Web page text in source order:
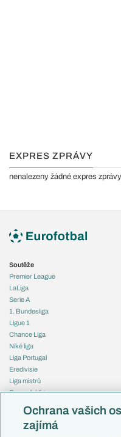
EXPRES ZPRÁVY
nenalezeny žádné expres zprávy
Soutěže
Premier League
LaLiga
Serie A
1. Bundesliga
Ligue 1
Chance Liga
Niké liga
Liga Portugal
Eredivisie
Liga mistrů
Evropská liga
Mistrovství světa
Liga národů
Ochrana vašich
zajímá